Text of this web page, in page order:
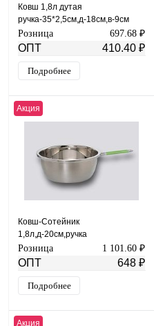
Ковш 1,8л дутая
ручка-35*2,5см,д-18см,в-9см
МАЯР НЕРЖ зерк.полировка
YK-19-18
Розница 697.68 ₽
ОПТ 410.40 ₽
Подробнее
Акция
Ковш-Сотейник
1,8л,д-20см,ручка
прутковая(силикон)17см МАЯР
НЕРЖ УК-2466
Розница 1 101.60 ₽
ОПТ 648 ₽
Подробнее
Акция